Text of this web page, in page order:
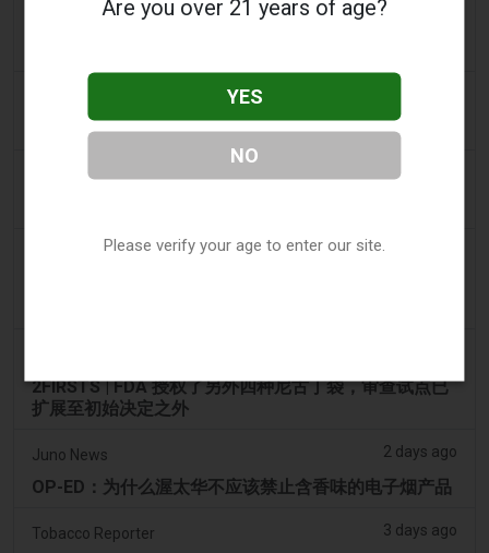
烟草法案：Dhlomo 呼吁采取危害减少方法
AsiaOne 2 days ago
2 days ago
2FIRSTS | FDA 授权了另外四种尼古丁袋，审查试点已
扩展至初始决定之外
Juno News 2 days ago
OP-ED：为什么渥太华不应该禁止含香味的电子烟产品
Tobacco Reporter 3 days ago
Are you over 21 years of age?
YES
NO
Please verify your age to enter our site.